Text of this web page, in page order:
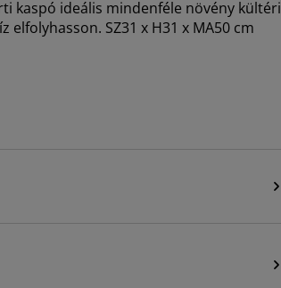
kaspó ideális mindenféle növény kültéri
SZ31 x H31 x MA50 cm